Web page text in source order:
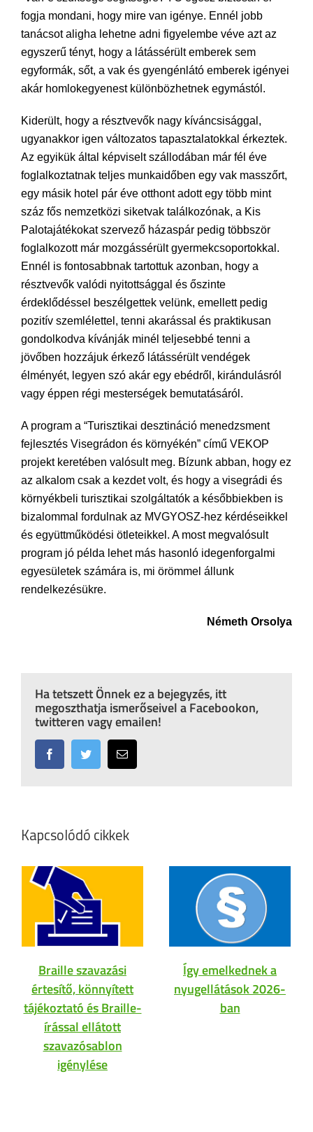
fogja mondani, hogy mire van igénye. Ennél jobb
tanácsot aligha lehetne adni figyelembe véve azt az
egyszerű tényt, hogy a látássérült emberek sem
egyformák, sőt, a vak és gyengénlátó emberek igényei
akár homlokegyenest különbözhetnek egymástól.
Kiderült, hogy a résztvevők nagy kíváncsisággal,
ugyanakkor igen változatos tapasztalatokkal érkeztek.
Az egyikük által képviselt szállodában már fél éve
foglalkoztatnak teljes munkaidőben egy vak masszőrt,
egy másik hotel pár éve otthont adott egy több mint
száz fős nemzetközi siketvak találkozónak, a Kis
Palotajátékokat szervező házaspár pedig többször
foglalkozott már mozgássérült gyermekcsoportokkal.
Ennél is fontosabbnak tartottuk azonban, hogy a
résztvevők valódi nyitottsággal és őszinte
érdeklődéssel beszélgettek velünk, emellett pedig
pozitív szemlélettel, tenni akarással és praktikusan
gondolkodva kívánják minél teljesebbé tenni a
jövőben hozzájuk érkező látássérült vendégek
élményét, legyen szó akár egy ebédről, kirándulásról
vagy éppen régi mesterségek bemutatásáról.
A program a “Turisztikai desztináció menedzsment
fejlesztés Visegrádon és környékén” című VEKOP
projekt keretében valósult meg. Bízunk abban, hogy ez
az alkalom csak a kezdet volt, és hogy a visegrádi és
környékbeli turisztikai szolgáltatók a későbbiekben is
bizalommal fordulnak az MVGYOSZ-hez kérdéseikkel
és együttműködési ötleteikkel. A most megvalósult
program jó példa lehet más hasonló idegenforgalmi
egyesületek számára is, mi örömmel állunk
rendelkezésükre.
Németh Orsolya
Ha tetszett Önnek ez a bejegyzés, itt
megoszthatja ismerőseivel a Facebookon,
twitteren vagy emailen!
FacebookTwitter Email:
Kapcsolódó cikkek
Braille szavazási
értesítő, könnyített
tájékoztató és Braille-
írással ellátott
szavazósablon
igénylése
Így emelkednek a
nyugellátások 2026-
ban